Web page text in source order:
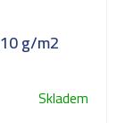
g/m2
Skladem